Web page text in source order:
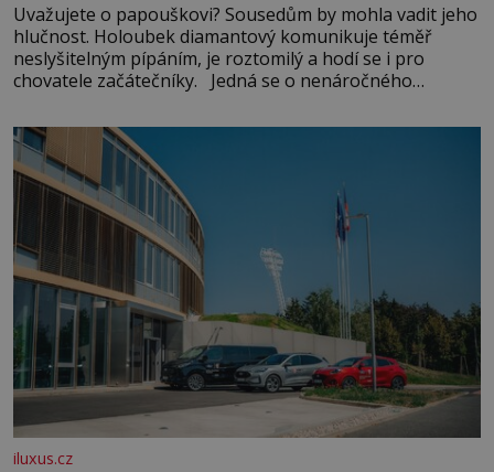
Uvažujete o papouškovi? Sousedům by mohla vadit jeho
hlučnost. Holoubek diamantový komunikuje téměř
neslyšitelným pípáním, je roztomilý a hodí se i pro
chovatele začátečníky. Jedná se o nenáročného
času tráví na zemi, kde sbírá zbytky semínek Jeho
domovinou je prakticky celá Austrálie s výjimkou
pobřežní oblasti.
iluxus.cz